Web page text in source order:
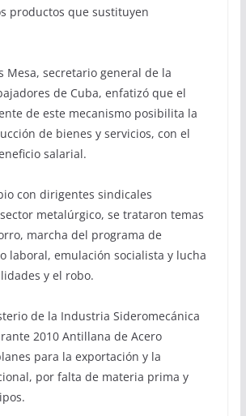
productos que sustituyen
Mesa, secretario general de la
de Cuba, enfatizó que el
de este mecanismo posibilita la
de bienes y servicios, con el
salarial.
con dirigentes sindicales
metalúrgico, se trataron temas
marcha del programa de
laboral, emulación socialista y lucha
y el robo.
de la Industria Sideromecánica
2010 Antillana de Acero
para la exportación y la
por falta de materia prima y